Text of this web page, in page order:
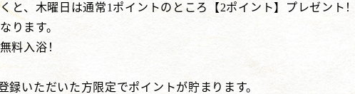
と、木曜日は通常1ポイントのところ【2ポイント】プレゼント
ります。
料入浴！
いただいた方限定でポイントが貯まります。